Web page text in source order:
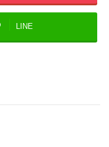
LINE